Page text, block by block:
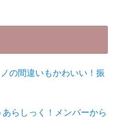
の間違いもかわいい！振
らしっく！メンバーから